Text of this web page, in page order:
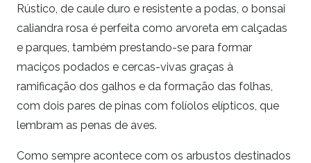
Rústico, de caule duro e resistente a podas, o bonsai
caliandra rosa é perfeita como arvoreta em calçadas
e parques, também prestando-se para formar
maciços podados e cercas-vivas graças à
ramificação dos galhos e da formação das folhas,
com dois pares de pinas com folíolos elípticos, que
lembram as penas de aves.
Como sempre acontece com os arbustos destinados